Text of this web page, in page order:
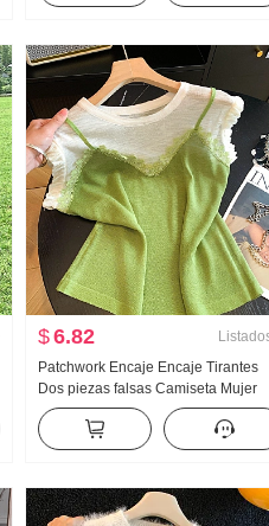
Ajustado Vestido
$6.82
Patchwork Encaje Encaje Tirantes
Dos piezas falsas Camiseta Mujer
Verano Moda Estilo Reducción de
edad tejido de punto Top